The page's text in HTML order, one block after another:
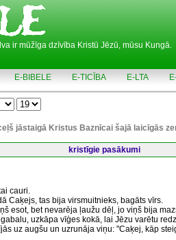
ir mūžīga dzīvība Kristū Jēzū, mūsu Kungā.
E-BIBELE E-TICĪBA E-LTA
jāstaigā Kristus Baznīcai šajā laicīgās
kristīgie pasākumi
cauri.
Caķejs, tas bija virsmuitnieks, bagāts vīrs.
esot, bet nevarēja ļaužu dēļ, jo viņš bija
uzkāpa vīģes kokā, lai Jēzu varētu
uz augšu un uzrunāja viņu: "Caķej, kāp